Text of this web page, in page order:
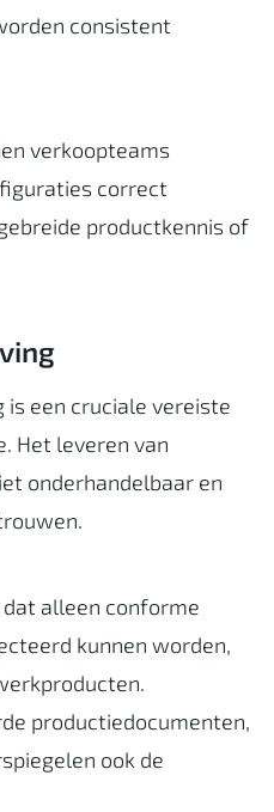
consistent
verkoopteams
correct
productkennis of
is een cruciale vereiste
Het leveren van
onderhandelbaar en
alleen conforme
kunnen worden,
productiedocumenten,
ook de